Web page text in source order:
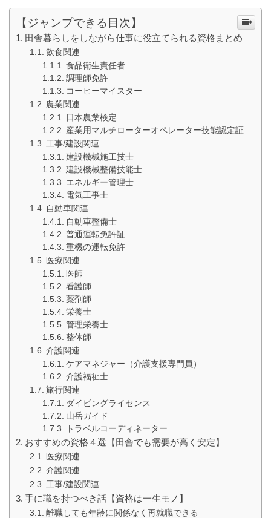
【ジャンプできる目次】
田舎暮らしをしながら仕事に役立てられる資格まとめ
飲食関連
食品衛生責任者
調理師免許
コーヒーマイスター
農業関連
日本農業検定
産業用マルチローターオペレーター技能認定証
工事/建設関連
建設機械施工技士
建設機械整備技能士
エネルギー管理士
電気工事士
自動車関連
自動車整備士
普通運転免許証
重機の運転免許
医療関連
医師
看護師
薬剤師
栄養士
管理栄養士
整体師
介護関連
ケアマネジャー（介護支援専門員）
介護福祉士
旅行関連
ダイビングライセンス
山岳ガイド
トラベルコーディネーター
おすすめの資格４選【田舎でも需要が高く安定】
医療関連
介護関連
工事/建設関連
手に職を持つべき話【資格は一生モノ】
離職しても年齢に関係なく再就職できる